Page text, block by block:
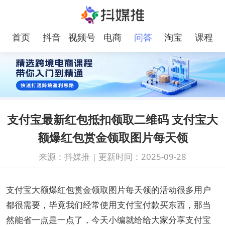
首页 抖音 视频号 电商 问答 淘宝 课程
支付宝最新红包抵扣领取二维码 支付宝大
额爆红包赏金领取图片每天领
来源：抖媒推 | 更新时间：2025-09-28
支付宝大额爆红包赏金领取图片每天领的活动很多用户
都很需要，毕竟我们经常使用支付宝付款买东西，那当
然能省一点是一点了，今天小编就给给大家分享支付宝